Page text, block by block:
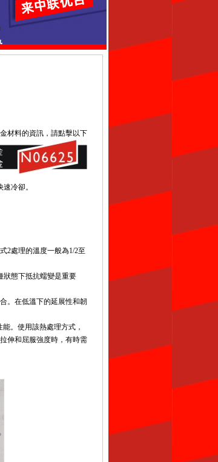
材料的資訊，請點擊以下
冷卻。
2處理的溫度一般為1/2至
狀態下抵抗蠕變是重要
。在低溫下的延展性和韌
。使用該熱處理方式，
伸和屈服強度時，有時需